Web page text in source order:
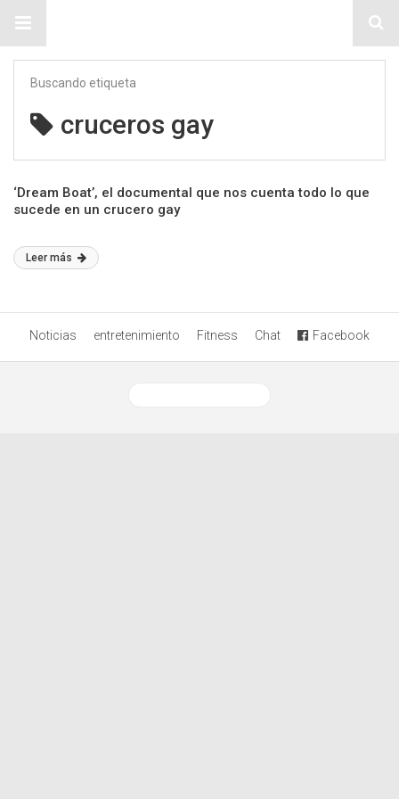
Buscando etiqueta
cruceros gay
‘Dream Boat’, el documental que nos cuenta todo lo que
sucede en un crucero gay
Leer más
Noticias entretenimiento Fitness Chat Facebook